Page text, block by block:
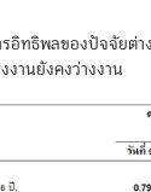
อิทธิพลของปัจจัยต่า
งานยังคงว่างงาน